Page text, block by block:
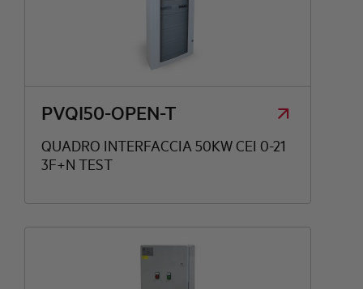
PVQI50-OPEN-T
QUADRO INTERFACCIA 50KW CEI 0-21
3F+N TEST